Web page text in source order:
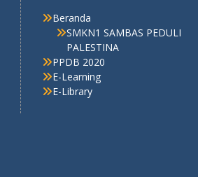
Beranda
SMKN1 SAMBAS PEDULI
PALESTINA
PPDB 2020
E-Learning
E-Library